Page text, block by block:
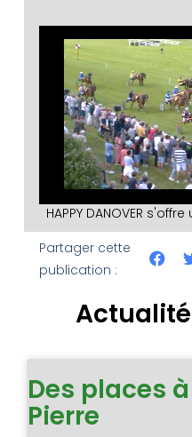
HAPPY DANOVER
Partager cette
publication :
Des places
Pierre